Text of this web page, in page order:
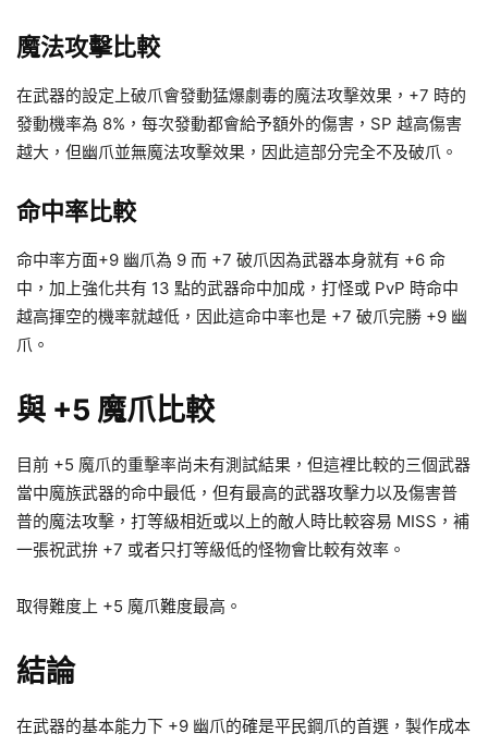
魔法攻擊比較
在武器的設定上破爪會發動猛爆劇毒的魔法攻擊效果，+7 時的
發動機率為 8%，每次發動都會給予額外的傷害，SP 越高傷害
越大，但幽爪並無魔法攻擊效果，因此這部分完全不及破爪。
命中率比較
命中率方面+9 幽爪為 9 而 +7 破爪因為武器本身就有 +6 命
中，加上強化共有 13 點的武器命中加成，打怪或 PvP 時命中
越高揮空的機率就越低，因此這命中率也是 +7 破爪完勝 +9 幽
爪。
與 +5 魔爪比較
目前 +5 魔爪的重擊率尚未有測試結果，但這裡比較的三個武器
當中魔族武器的命中最低，但有最高的武器攻擊力以及傷害普
普的魔法攻擊，打等級相近或以上的敵人時比較容易 MISS，補
一張祝武拚 +7 或者只打等級低的怪物會比較有效率。
取得難度上 +5 魔爪難度最高。
結論
在武器的基本能力下 +9 幽爪的確是平民鋼爪的首選，製作成本